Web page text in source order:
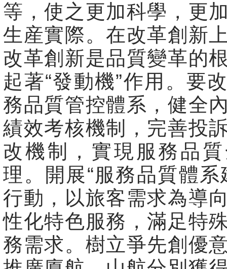
等，使之更加科學，更
生産實際。在改革創新
改革創新是品質變革的
起著“發動機”作用。要
務品質管控體系，健全
績效考核機制，完善投
改機制，實現服務品
理。開展“服務品質體系
行動，以旅客需求為導
性化特色服務，滿足特
務需求。樹立爭先創優